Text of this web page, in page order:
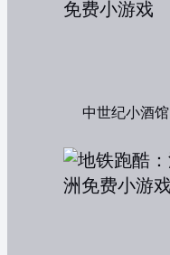
中世纪小酒馆